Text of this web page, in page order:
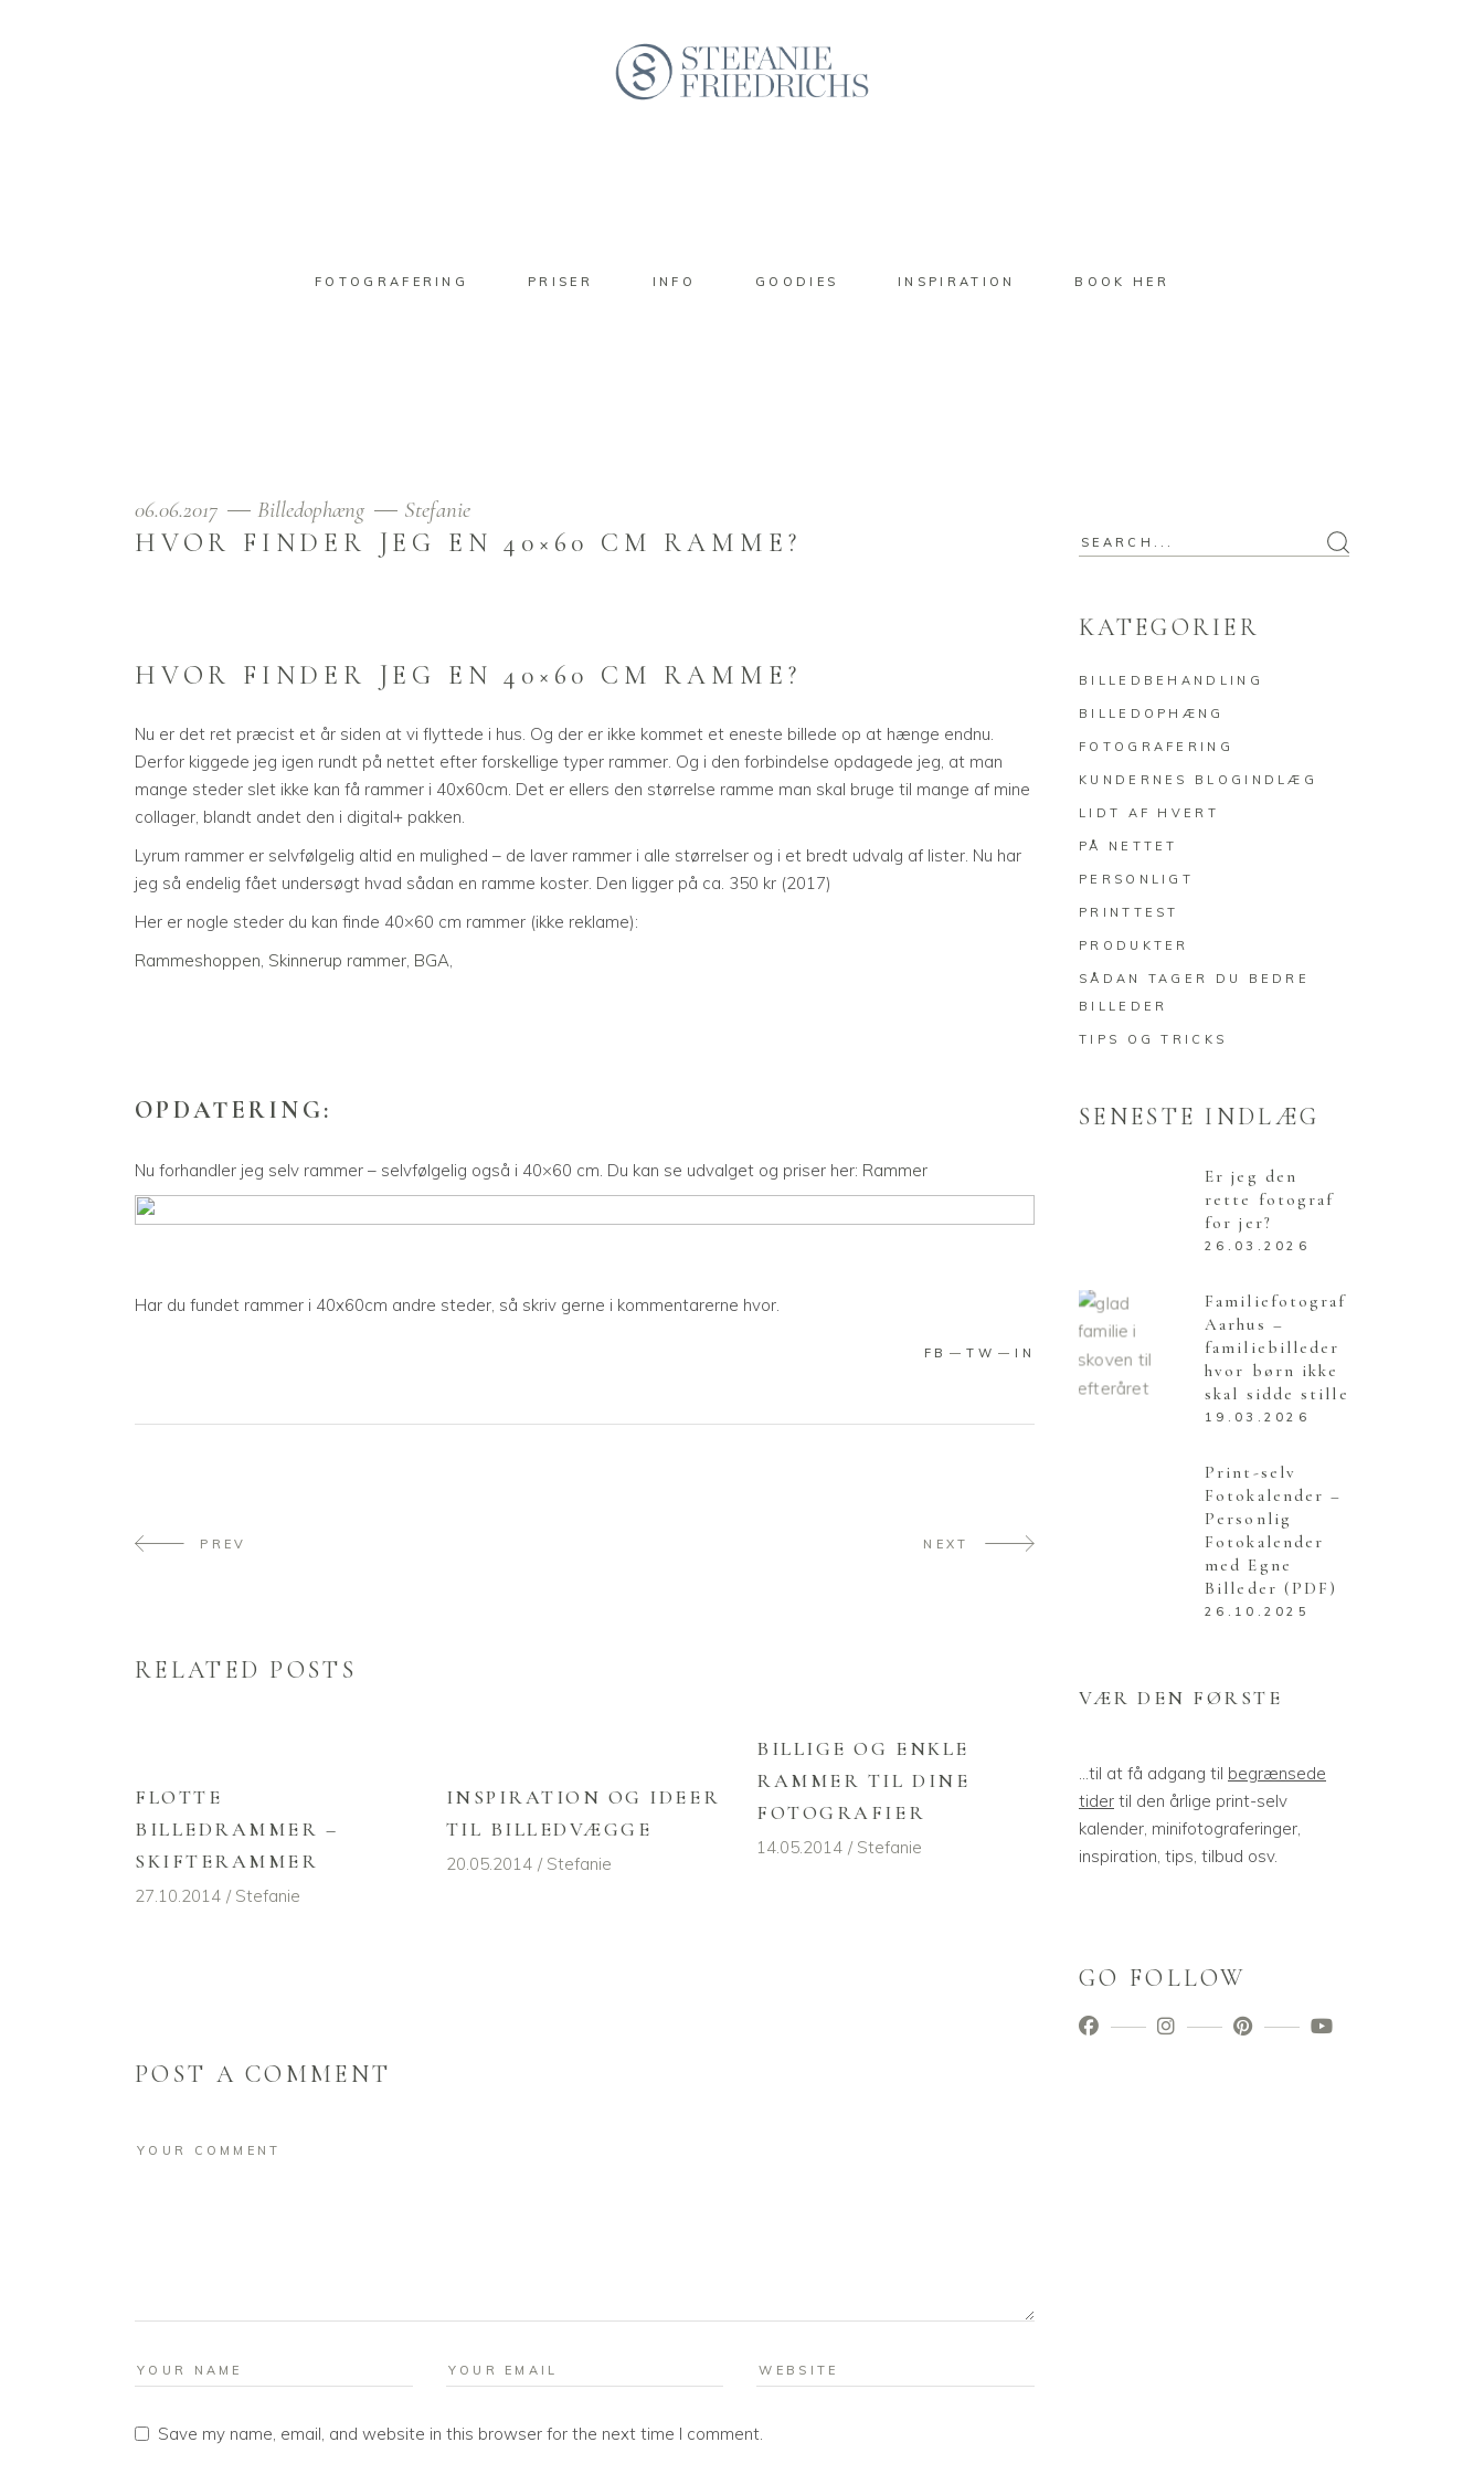
FOTOGRAFERING PRISER INFO GOODIES INSPIRATION BOOK HER
06.06.2017 Billedophæng Stefanie
HVOR FINDER JEG EN 40×60 CM RAMME?
HVOR FINDER JEG EN 40×60 CM RAMME?
Nu er det ret præcist et år siden at vi flyttede i hus. Og der er ikke kommet et eneste billede op at hænge endnu.
Derfor kiggede jeg igen rundt på nettet efter forskellige typer rammer. Og i den forbindelse opdagede jeg, at man
mange steder slet ikke kan få rammer i 40x60cm. Det er ellers den størrelse ramme man skal bruge til mange af mine
collager, blandt andet den i digital+ pakken.
Lyrum rammer er selvfølgelig altid en mulighed – de laver rammer i alle størrelser og i et bredt udvalg af lister. Nu har
jeg så endelig fået undersøgt hvad sådan en ramme koster. Den ligger på ca. 350 kr (2017)
Her er nogle steder du kan finde 40×60 cm rammer (ikke reklame):
Rammeshoppen, Skinnerup rammer, BGA,
OPDATERING:
Nu forhandler jeg selv rammer – selvfølgelig også i 40×60 cm. Du kan se udvalget og priser her: Rammer
Har du fundet rammer i 40x60cm andre steder, så skriv gerne i kommentarerne hvor.
FB TW IN
PREV NEXT
RELATED POSTS
FLOTTE
BILLEDRAMMER –
SKIFTERAMMER
27.10.2014 Stefanie
INSPIRATION OG IDEER
TIL BILLEDVÆGGE
20.05.2014 Stefanie
BILLIGE OG ENKLE
RAMMER TIL DINE
FOTOGRAFIER
14.05.2014 Stefanie
POST A COMMENT
Save my name, email, and website in this browser for the next time I comment.
Search
KATEGORIER
BILLEDBEHANDLING
BILLEDOPHÆNG
FOTOGRAFERING
KUNDERNES BLOGINDLÆG
LIDT AF HVERT
PÅ NETTET
PERSONLIGT
PRINTTEST
PRODUKTER
SÅDAN TAGER DU BEDRE
BILLEDER
TIPS OG TRICKS
SENESTE INDLÆG
Er jeg den
rette fotograf
for jer?
26.03.2026
Familiefotograf
Aarhus –
familiebilleder
hvor børn ikke
skal sidde stille
19.03.2026
Print-selv
Fotokalender –
Personlig
Fotokalender
med Egne
Billeder (PDF)
26.10.2025
VÆR DEN FØRSTE
...til at få adgang til begrænsede
tider til den årlige print-selv
kalender, minifotograferinger,
inspiration, tips, tilbud osv.
GO FOLLOW